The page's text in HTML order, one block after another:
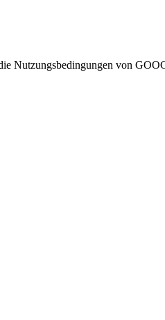
Nutzungsbedingungen von